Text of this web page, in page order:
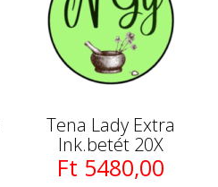
Tena Lady Extra
Ink.betét 20X
Ft 5480,00